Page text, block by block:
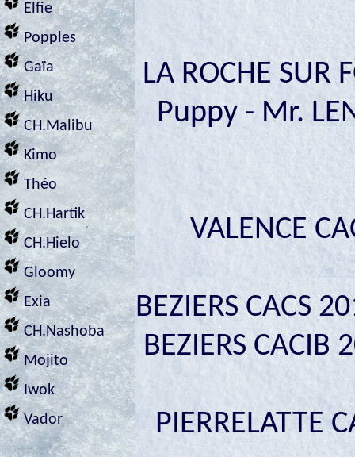
Elfie
Popples
Gaïa
Hiku
CH.Malibu
Kimo
Théo
CH.Hartik
CH.Hielo
Gloomy
Exia
CH.Nashoba
Mojito
Iwok
Vador
LA ROCHE SUR
Puppy - Mr.
VALENCE
BEZIERS CACS
BEZIERS
PIERRELATTE